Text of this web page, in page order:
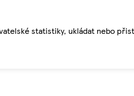
statistiky, ukládat nebo